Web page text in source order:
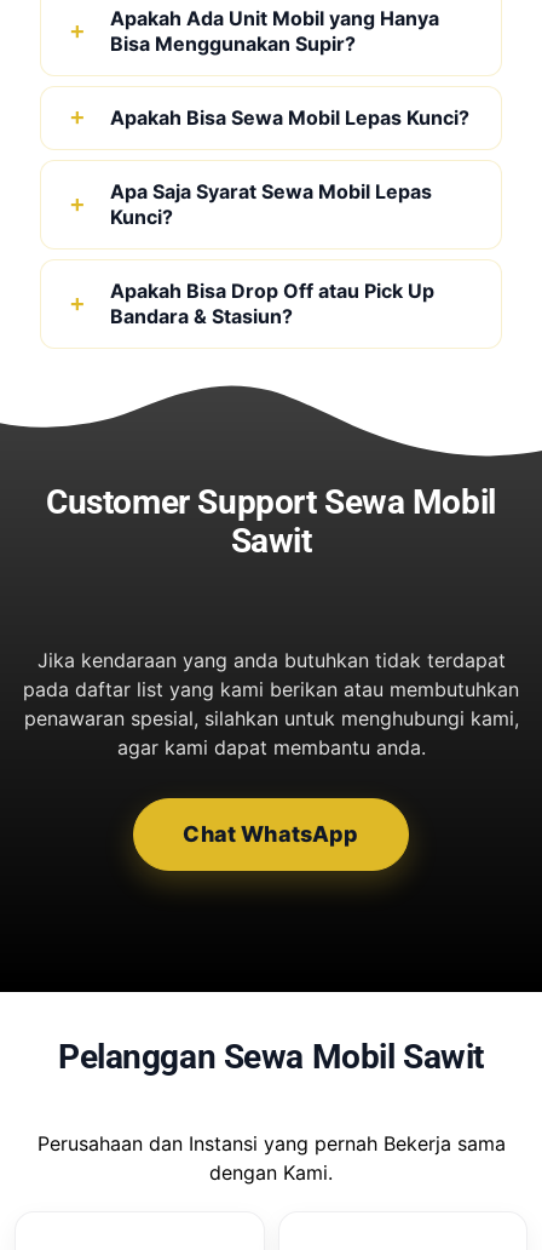
Apakah Ada Unit Mobil yang Hanya
Bisa Menggunakan Supir?
Apakah Bisa Sewa Mobil Lepas Kunci?
Apa Saja Syarat Sewa Mobil Lepas
Kunci?
Apakah Bisa Drop Off atau Pick Up
Bandara & Stasiun?
Customer Support Sewa Mobil
Sawit
Jika kendaraan yang anda butuhkan tidak terdapat
pada daftar list yang kami berikan atau membutuhkan
penawaran spesial, silahkan untuk menghubungi kami,
agar kami dapat membantu anda.
Chat WhatsApp
Pelanggan Sewa Mobil Sawit
Perusahaan dan Instansi yang pernah Bekerja sama
dengan Kami.